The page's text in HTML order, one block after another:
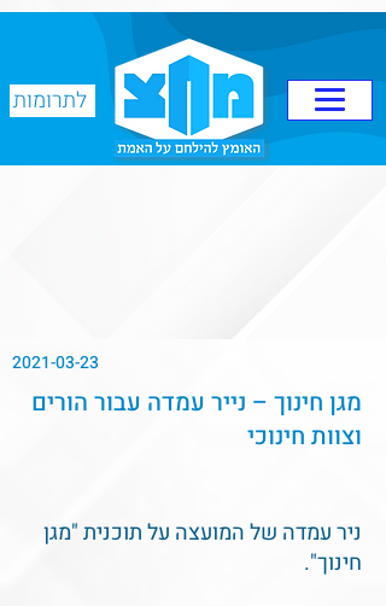
לתרומות
מגן חינוך – נייר עמדה עבור הורים
וצוות חינוכי
ניר עמדה של המועצה על תוכנית "מגן
חינוך".
2021-03-23